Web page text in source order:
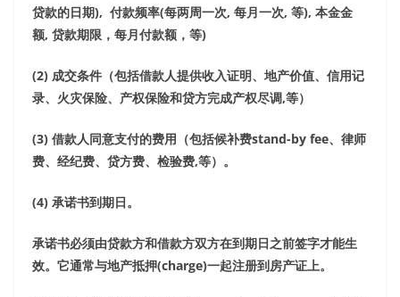
贷款的日期), 付款频率(每两周一次, 每月一次, 等), 本金金
额, 贷款期限，每月付款额，等)
(2) 成交条件（包括借款人提供收入证明、地产价值、信用记
录、火灾保险、产权保险和贷方完成产权尽调,等）
(3) 借款人同意支付的费用（包括候补费stand-by fee、律师
费、经纪费、贷方费、检验费,等）。
(4) 承诺书到期日。
承诺书必须由贷款方和借款方双方在到期日之前签字才能生
效。它通常与地产抵押(charge)一起注册到房产证上。